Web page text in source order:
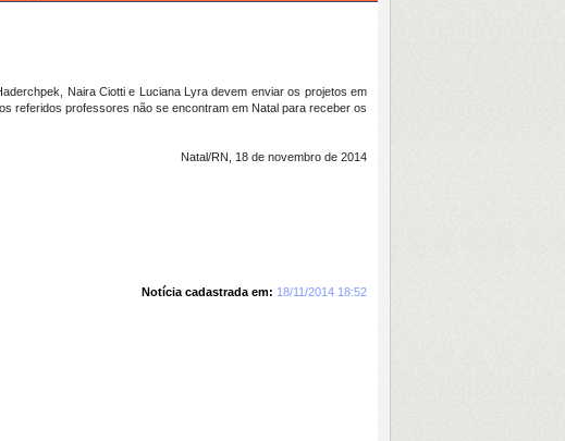
Naira Ciotti e Luciana Lyra devem enviar os projetos em
referidos professores não se encontram em Natal para receber os
Natal/RN, 18 de novembro de 2014
Notícia cadastrada em: 18/11/2014 18:52